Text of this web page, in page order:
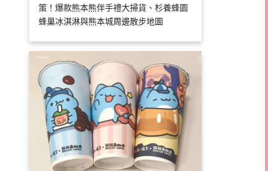
策！爆款熊本熊伴手禮大掃貨、杉養蜂園
蜂巢冰淇淋與熊本城周邊散步地圖